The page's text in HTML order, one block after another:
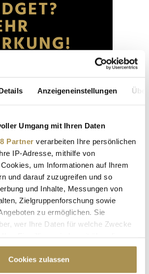
Anzeigeneinstellungen
Umgang mit Ihren Daten
Partner verarbeiten Ihre persönlichen
IP-Adresse, mithilfe von
um Informationen auf Ihrem
und darauf zuzugreifen und so
und Inhalte, Messungen von
Zielgruppenforschung sowie
zu ermöglichen. Sie
wer Ihre Daten für welche Zwecke
oder durch Klicken auf das Privacy
oder widerrufen
Cookies zulassen